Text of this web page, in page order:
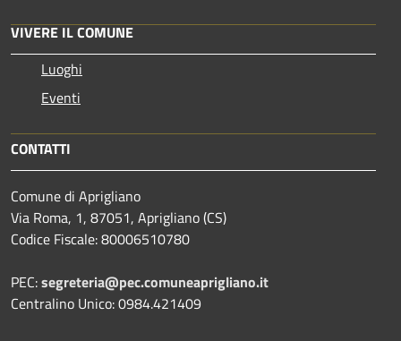
VIVERE IL COMUNE
Luoghi
Eventi
CONTATTI
Comune di Aprigliano
Via Roma, 1, 87051, Aprigliano (CS)
Codice Fiscale: 80006510780
PEC:segreteria@pec.comuneaprigliano.it
Centralino Unico: 0984.421409